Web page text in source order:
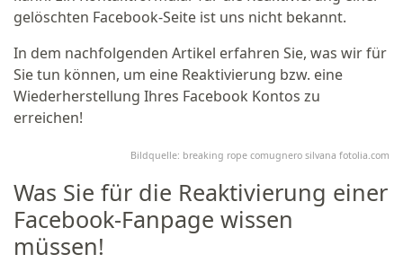
gelöschten Facebook-Seite ist uns nicht bekannt.
In dem nachfolgenden Artikel erfahren Sie, was wir für
Sie tun können, um eine Reaktivierung bzw. eine
Wiederherstellung Ihres Facebook Kontos zu
erreichen!
Bildquelle: breaking rope comugnero silvana fotolia.com
Was Sie für die Reaktivierung einer
Facebook-Fanpage wissen
müssen!